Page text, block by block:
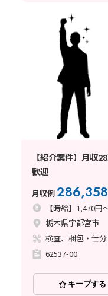
【紹介案件】月収
歓迎
月収例286,358
【時給】1,470円
栃木県宇都宮市
検査、梱包・仕
62537-00
キープする